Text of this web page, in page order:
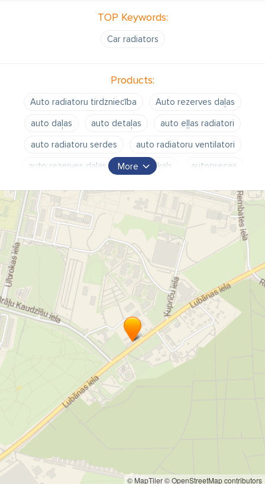
TOP Keywords:
Car radiators
Products:
Auto radiatoru tirdzniecība
Auto rezerves daļas
auto daļas
auto detaļas
auto eļļas radiatori
auto radiatoru serdes
auto radiatoru ventilatori
auto rezerves daļas
auto veikals
autopreces
lietotas rezerves daļas
rezerves daļas
More
© MapTiler© OpenStreetMap contributors